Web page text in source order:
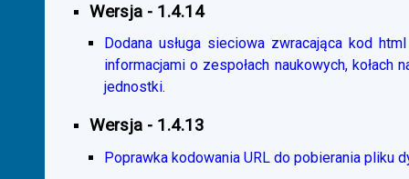
Wersja - 1.4.14
Dodana usługa sieciowa zwracająca kod
informacjami o zespołach naukowych,
jednostki.
Wersja - 1.4.13
Poprawka kodowania URL do pobierania pliku